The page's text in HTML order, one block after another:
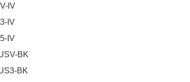
IV
IV
IV
BK
BK